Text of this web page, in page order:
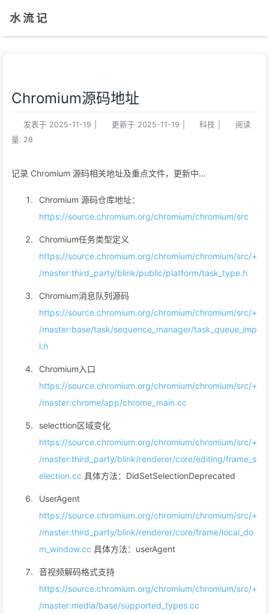
水 流 记
Chromium源码地址
发表于 2025-11-19 更新于 2025-11-19 科技
阅读
量: 28
记录 Chromium 源码相关地址及重点文件，更新中…
Chromium 源码仓库地址：
https://source.chromium.org/chromium/chromium/src
Chromium任务类型定义
https://source.chromium.org/chromium/chromium/src/+
/master:third_party/blink/public/platform/task_type.h
Chromium消息队列源码
https://source.chromium.org/chromium/chromium/src/+
/master:base/task/sequence_manager/task_queue_imp
l.h
Chromium入口
https://source.chromium.org/chromium/chromium/src/+
/master:chrome/app/chrome_main.cc
selecttion区域变化
https://source.chromium.org/chromium/chromium/src/+
/master:third_party/blink/renderer/core/editing/frame_s
election.cc 具体方法：DidSetSelectionDeprecated
UserAgent
https://source.chromium.org/chromium/chromium/src/+
/master:third_party/blink/renderer/core/frame/local_do
m_window.cc 具体方法：userAgent
音视频解码格式支持
https://source.chromium.org/chromium/chromium/src/+
/master:media/base/supported_types.cc